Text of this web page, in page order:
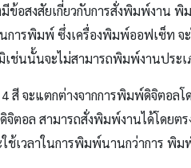
ข้อสงสัยเกี่ยวกับการสั่งพิมพ์งาน
การพิมพ์ ซึ่งเครื่องพิมพ์ออฟเซ็ท จ
ช่นนั้นจะไม่สามารถพิมพ์งานประเ
สี จะแตกต่างจากการพิมพ์ดิจิตอล
จิตอล สามารถสั่งพิมพ์งานได้โดยต
ช้เวลาในการพิมพ์นานกว่าการ พิ